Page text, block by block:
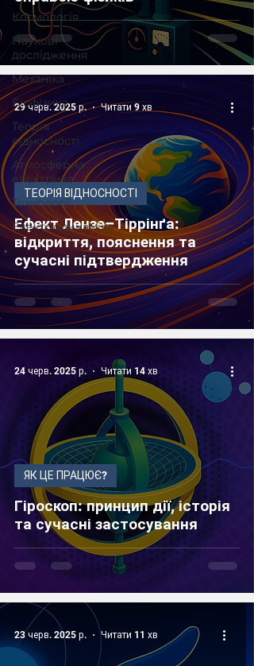
Космологія
Наукові
дослідження
Механіка
Біофізика
Теорія
відносності
Атмосферна
електрика
Технології
Електродинаміка
Ефект Лензе–Тіррінґа:
відкриття, пояснення та
сучасні підтвердження
ТЕОРІЯ ВІДНОСНОСТІ
29 черв. 2025 р. Читати 9 хв
Гіроскоп: принцип дії, історія
та сучасні застосування
ЯК ЦЕ ПРАЦЮЄ?
24 черв. 2025 р. Читати 14 хв
23 черв. 2025 р. Читати 11 хв